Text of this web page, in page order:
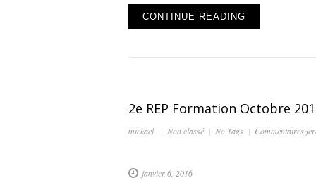
CONTINUE READING
2e REP Formation Octobre
mickael Non classé No Tags Commentaires
janvier 6, 2016